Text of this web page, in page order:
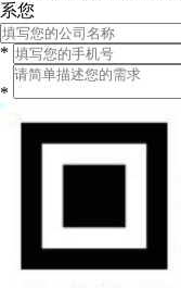
系您
*
*